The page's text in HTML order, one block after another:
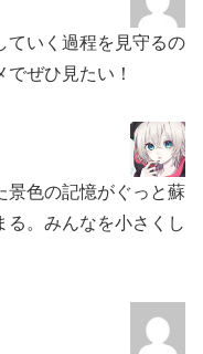
ていく過程を見守るの
ぜひ見たい！
景色の記憶がぐっと蘇
る。みんなを小さくし